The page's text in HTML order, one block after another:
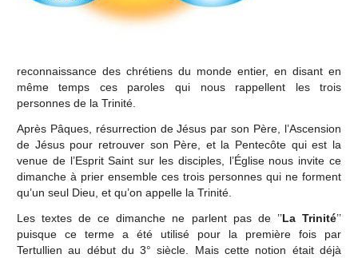
reconnaissance des chrétiens du monde entier, en disant en
même temps ces paroles qui nous rappellent les trois
personnes de la Trinité.
Après Pâques, résurrection de Jésus par son Père, l’Ascension
de Jésus pour retrouver son Père, et la Pentecôte qui est la
venue de l’Esprit Saint sur les disciples, l’Église nous invite ce
dimanche à prier ensemble ces trois personnes qui ne forment
qu’un seul Dieu, et qu’on appelle la Trinité.
Les textes de ce dimanche ne parlent pas de ’’La Trinité’’
puisque ce terme a été utilisé pour la première fois par
Tertullien au début du 3° siècle. Mais cette notion était déjà